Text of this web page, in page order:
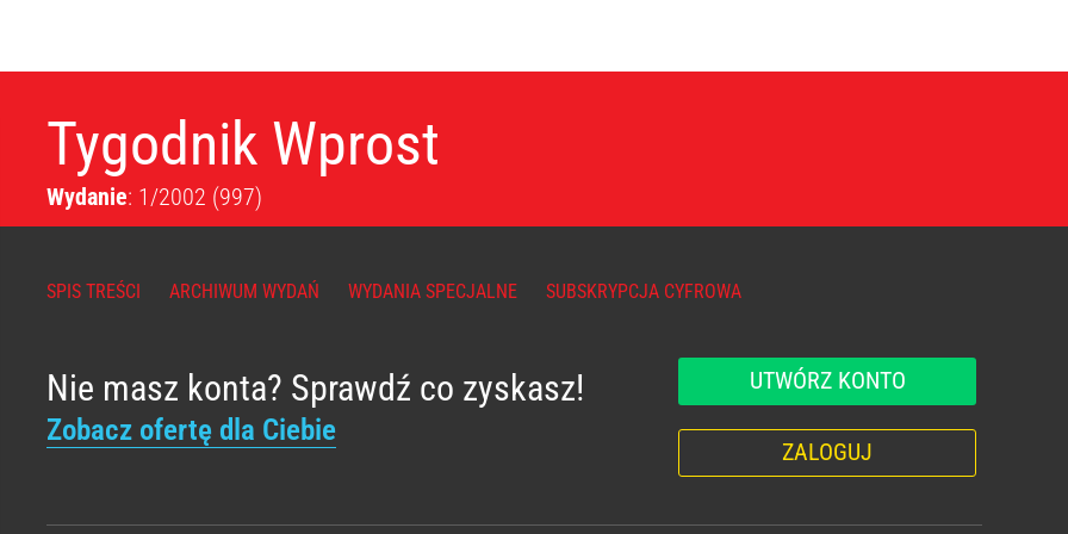
Tygodnik Wprost
Wydanie: 1/2002 (997)
SPIS TREŚCI ARCHIWUM WYDAŃ WYDANIA SPECJALNE SUBSKRYPCJA CYFROWA
Nie masz konta? Sprawdź co zyskasz!
Zobacz ofertę dla Ciebie
UTWÓRZ KONTO
ZALOGUJ